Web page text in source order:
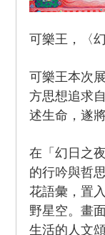
可樂王，〈
可樂王本次
方思想追求
述生命，遂
在「幻日之
的行吟與哲
花語彙，置
野星空。畫
生活的人文